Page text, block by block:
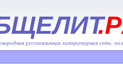
русскоязычная литературная сеть: